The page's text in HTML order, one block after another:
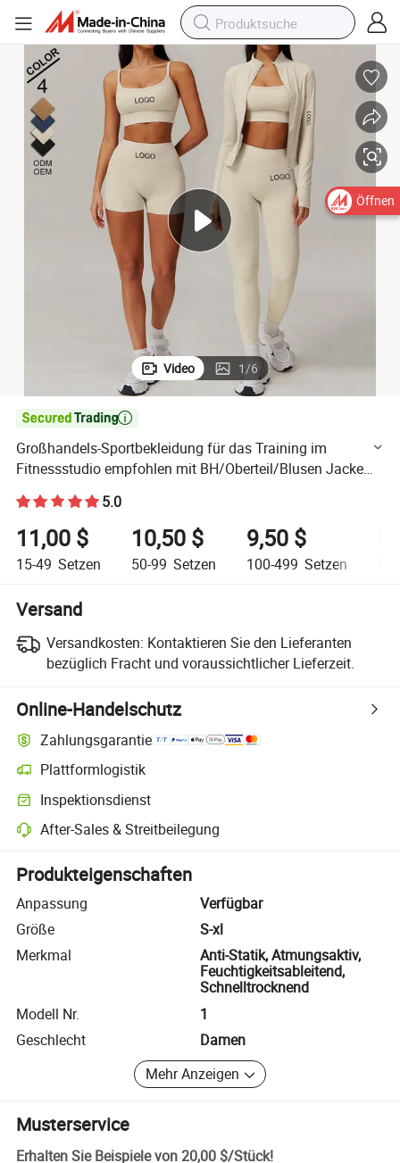
mit BH/Oberteil/Blusen Jacke Shorts Leggings
Großhandels-Sportbekleidung für das Training im Fitnessstudio
Video 1/6

Großhandels-Sportbekleidung für das Training im
Fitnessstudio empfohlen mit BH/Oberteil/Blusen Jacke
Shorts Leggings
5.0
11,00 $
15-49 Setzen
10,50 $
50-99 Setzen
9,50 $
100-499 Setzen
Versand
Versandkosten: Kontaktieren Sie den Lieferanten
bezüglich Fracht und voraussichtlicher Lieferzeit.
Online-Handelschutz
Zahlungsgarantie
Plattformlogistik
Klarere Sendungsverfolgung mit plattformunterstützter Logistik
Inspektionsdienst
Optionale Vorabinspektion zur Überprüfung von Qualität und Menge
After-Sales & Streitbeilegung
Plattformgestützte Streitbeilegung, einschließlich Rückerstattungen
Produkteigenschaften
Anpassung
Verfügbar
Größe
S-xl
Merkmal
Anti-Statik, Atmungsaktiv,
Feuchtigkeitsableitend,
Schnelltrocknend
Modell Nr.
1
Geschlecht
Damen
Mehr Anzeigen
Musterservice
Erhalten Sie Beispiele von20,00 $/Stück!
Öffnen